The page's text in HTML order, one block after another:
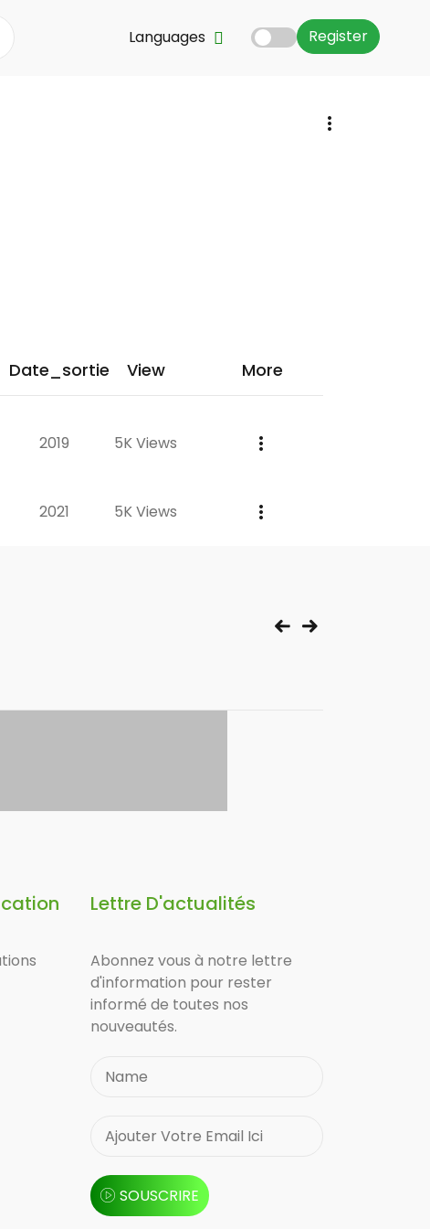
Register
Languages
Date_sortie View More
2019 5K Views
2021 5K Views
Lettre D'actualités
Abonnez vous à notre lettre
d'information pour rester
informé de toutes nos
nouveautés.
SOUSCRIRE